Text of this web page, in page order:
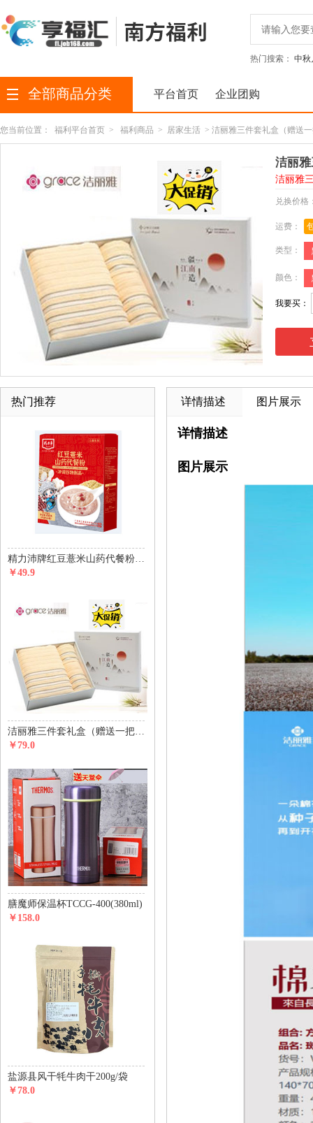
热门搜索： 中秋
全部商品分类 平台首页 企业团购
您当前位置： 福利平台首页 > 福利商品 > 居家生活 > 洁丽雅三件套礼盒（赠送
洁丽
洁丽雅
兑换价格
运费：
类型：
颜色：
我要买：
热门推荐
精力沛牌红豆薏米山药代餐粉450g(30g*15包)
￥49.9
洁丽雅三件套礼盒（赠送一把价值29元天堂伞）
￥79.0
膳魔师保温杯TCCG-400(380ml)
￥158.0
盐源县风干牦牛肉干200g/袋
￥78.0
详情描述 图片展示
详情描述
图片展示